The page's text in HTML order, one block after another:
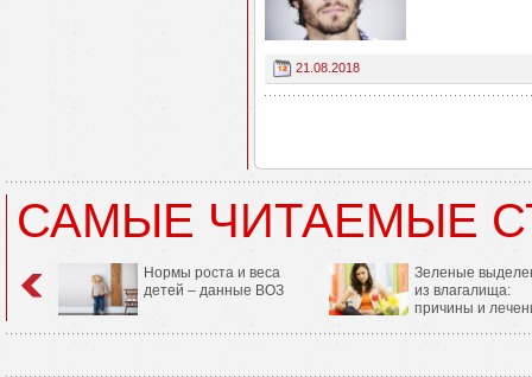
21.08.2018
САМЫЕ ЧИТАЕМЫЕ
Нормы роста и веса
детей – данные ВОЗ
Зеленые
из влагалища:
причины и